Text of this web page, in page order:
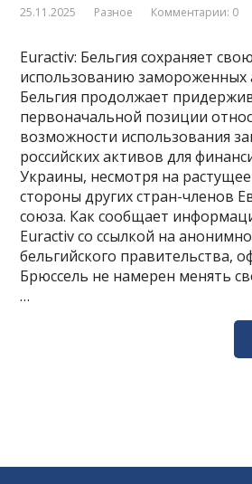
25.11.2025 Разное Комментарии: 0
Euractiv: Бельгия сохраняет
использованию замороженных
Бельгия продолжает
первоначальной позиции
возможности использования
российских активов для
Украины, несмотря на
стороны других стран-членов
союза. Как сообщает
Euractiv со ссылкой на
бельгийского правительства,
Брюссель не намерен менять
…